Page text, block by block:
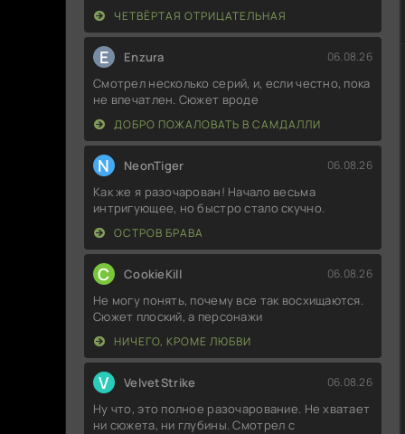
ЧЕТВЁРТАЯ ОТРИЦАТЕЛЬНАЯ
E Enzura 06.08.26
Смотрел несколько серий, и, если честно, пока
не впечатлен. Сюжет вроде
ДОБРО ПОЖАЛОВАТЬ В САМДАЛЛИ
N NeonTiger 06.08.26
Как же я разочарован! Начало весьма
интригующее, но быстро стало скучно.
ОСТРОВ БРАВА
C CookieKill 06.08.26
Не могу понять, почему все так восхищаются.
Сюжет плоский, а персонажи
НИЧЕГО, КРОМЕ ЛЮБВИ
V VelvetStrike 06.08.26
Ну что, это полное разочарование. Не хватает
ни сюжета, ни глубины. Смотрел с